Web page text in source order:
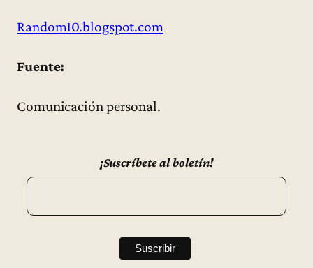
Random10.blogspot.com
Fuente:
Comunicación personal.
¡Suscríbete al boletín!